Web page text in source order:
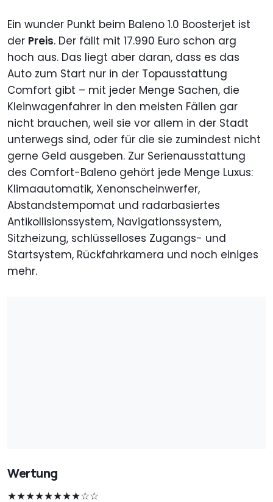
Ein wunder Punkt beim Baleno 1.0 Boosterjet ist
der Preis. Der fällt mit 17.990 Euro schon arg
hoch aus. Das liegt aber daran, dass es das
Auto zum Start nur in der Topausstattung
Comfort gibt – mit jeder Menge Sachen, die
Kleinwagenfahrer in den meisten Fällen gar
nicht brauchen, weil sie vor allem in der Stadt
unterwegs sind, oder für die sie zumindest nicht
gerne Geld ausgeben. Zur Serienausstattung
des Comfort-Baleno gehört jede Menge Luxus:
Klimaautomatik, Xenonscheinwerfer,
Abstandstempomat und radarbasiertes
Antikollisionssystem, Navigationssystem,
Sitzheizung, schlüsselloses Zugangs- und
Startsystem, Rückfahrkamera und noch einiges
mehr.
Wertung
★★★★★★★★☆☆